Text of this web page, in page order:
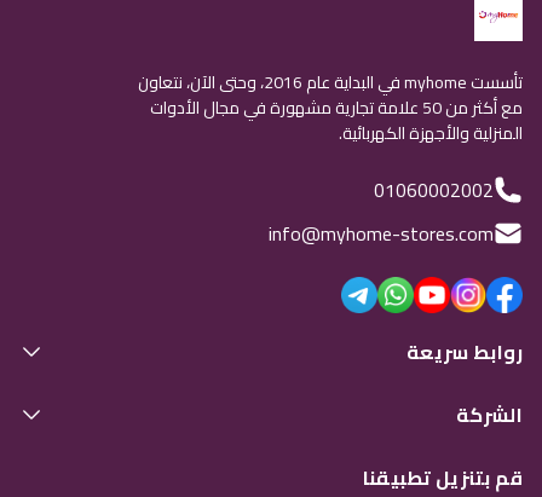
تأسست myhome في البداية عام 2016، وحتى الآن، نتعاون
مع أكثر من 50 علامة تجارية مشهورة في مجال الأدوات
المنزلية والأجهزة الكهربائية.
01060002002
info@myhome-stores.com
روابط سريعة
الشركة
قم بتنزيل تطبيقنا